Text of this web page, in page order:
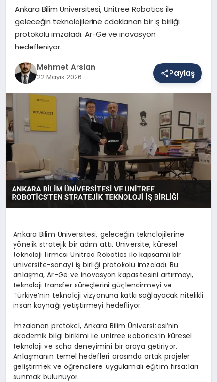
SAĞLIK
EĞITIM
DÜNYA
YAŞAM
Ankara Bilim Üniversitesi, Unitree Robotics ile
geleceğin teknolojilerine odaklanan bir iş birliği
protokolü imzaladı. Ar-Ge ve inovasyon
hedefleniyor.
Mehmet Arslan
22 Mayıs 2026 Paylaş
Ankara Bilim Üniversitesi, geleceğin teknolojilerine
yönelik stratejik bir adım attı. Üniversite, küresel
teknoloji firması Unitree Robotics ile kapsamlı bir
üniversite-sanayi iş birliği protokolü imzaladı. Bu
anlaşma, Ar-Ge ve inovasyon kapasitesini artırmayı,
teknoloji transfer süreçlerini güçlendirmeyi ve
Türkiye’nin teknoloji vizyonuna katkı sağlayacak nitelikli
insan kaynağı yetiştirmeyi hedefliyor.
İmzalanan protokol, Ankara Bilim Üniversitesi’nin
akademik bilgi birikimi ile Unitree Robotics’in küresel
teknoloji ve saha deneyimini bir araya getiriyor.
Anlaşmanın temel hedefleri arasında ortak projeler
geliştirmek ve öğrencilere uygulamalı eğitim fırsatları
sunmak bulunuyor.